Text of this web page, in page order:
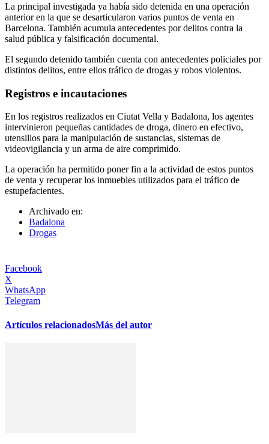
La principal investigada ya había sido detenida en una operación
anterior en la que se desarticularon varios puntos de venta en
Barcelona. También acumula antecedentes por delitos contra la
salud pública y falsificación documental.
El segundo detenido también cuenta con antecedentes policiales por
distintos delitos, entre ellos tráfico de drogas y robos violentos.
Registros e incautaciones
En los registros realizados en Ciutat Vella y Badalona, los agentes
intervinieron pequeñas cantidades de droga, dinero en efectivo,
utensilios para la manipulación de sustancias, sistemas de
videovigilancia y un arma de aire comprimido.
La operación ha permitido poner fin a la actividad de estos puntos
de venta y recuperar los inmuebles utilizados para el tráfico de
estupefacientes.
Archivado en:
Badalona
Drogas
Facebook
X
WhatsApp
Telegram
Artículos relacionadosMás del autor